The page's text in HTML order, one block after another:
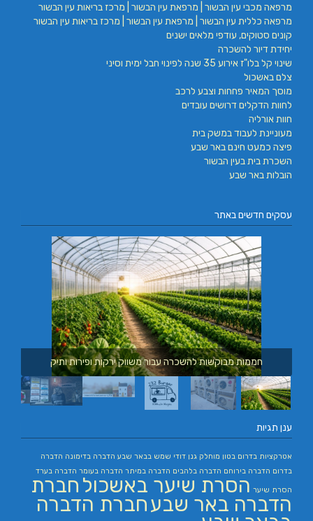
מרפאה מכבי עין הבשור | מרפאת עין הבשור | מרכז בריאות עין הבשור
מרפאה כללית עין הבשור | מרפאת עין הבשור | מרכז בריאות עין הבשור
קונים סטוקים, עודפי מלאים ישנים
יחידת דיור להשכרה
שינוי קל בלו"ז אירוע 35 שנה לפינוי חבל ימית וסיני
צלם באשכול
מוסך המאיר פחחות וצבע לרכב
לחוות הדקלים דרושים עובדים
חוות אורליה
מעוניינת לעבוד במשק בית
פיצה כמעט חינם באר שבע
השכרת בית בעין הבשור
הובלות באר שבע
עסקים חדשים באתר
חממות מבוקשות להשכרה עבור משווק ירקות ופירות ותיק
ענן תגיות
אטרקציות בדרום בטון מוחלק גנן דודי שמש בבאר שבע הדברה בדימונה הדברה
בדרום הדברה בירוחם הדברה בלהבים הדברה במיתר הדברה בעומר הדברה בערד
הסרת שיער הסרת שיער באשכול חברת
הדברה באר שבעחברת הדברה